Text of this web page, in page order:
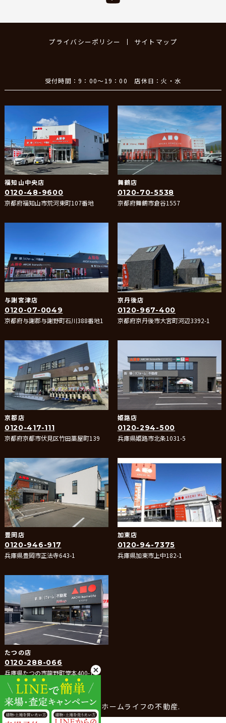
プライバシーポリシー サイトマップ
受付時間：9：00～19：00 店休日：火・水
福知山中央店
0120-48-9600
京都府福知山市荒河東町107番地
舞鶴店
0120-70-5538
京都府舞鶴市倉谷1557
与謝宮津店
0120-07-0049
京都府与謝郡与謝野町石川388番地1
京丹後店
0120-967-400
京都府京丹後市大宮町河辺3392-1
京都店
0120-417-111
京都府京都市伏見区竹田藁屋町139
姫路店
0120-294-500
兵庫県姫路市北条1031-5
豊岡店
0120-946-917
兵庫県豊岡市正法寺643-1
加東店
0120-94-7375
兵庫県加東市上中182-1
たつの店
0120-288-066
兵庫県たつの市龍野町堂本400-1
© 2025- アーキホームライフの不動産.